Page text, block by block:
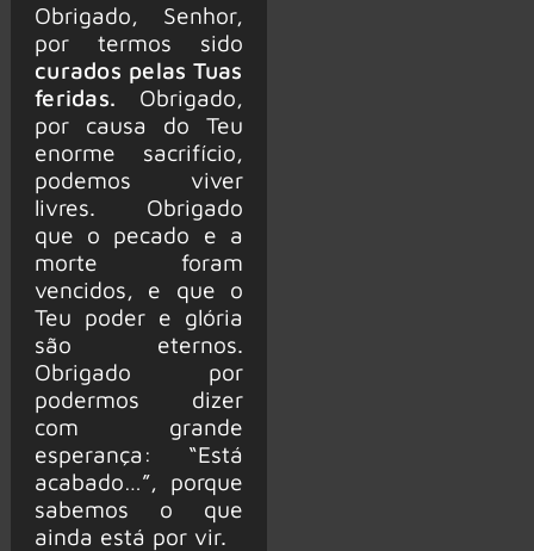
Obrigado, Senhor,
por termos sido
curados pelas Tuas
feridas. Obrigado,
por causa do Teu
enorme sacrifício,
podemos viver
livres. Obrigado
que o pecado e a
morte foram
vencidos, e que o
Teu poder e glória
são eternos.
Obrigado por
podermos dizer
com grande
esperança: “Está
acabado…”, porque
sabemos o que
ainda está por vir.